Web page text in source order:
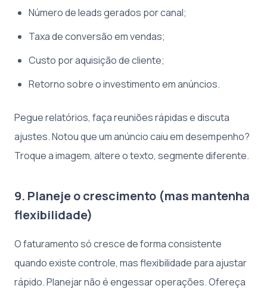
Número de leads gerados por canal;
Taxa de conversão em vendas;
Custo por aquisição de cliente;
Retorno sobre o investimento em anúncios.
Pegue relatórios, faça reuniões rápidas e discuta
ajustes. Notou que um anúncio caiu em desempenho?
Troque a imagem, altere o texto, segmente diferente.
9. Planeje o crescimento (mas mantenha
flexibilidade)
O faturamento só cresce de forma consistente
quando existe controle, mas flexibilidade para ajustar
rápido. Planejar não é engessar operações. Ofereça